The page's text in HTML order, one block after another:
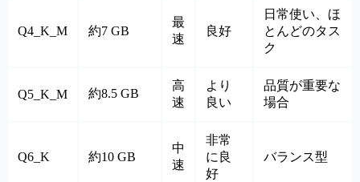
Q4_K_M 約7 GB
最
速
良好
日常使い、ほ
とんどのタス
ク
Q5_K_M 約8.5 GB
高
速
より
良い
品質が重要な
場合
Q6_K 約10 GB
中
速
非常
に良
好
バランス型